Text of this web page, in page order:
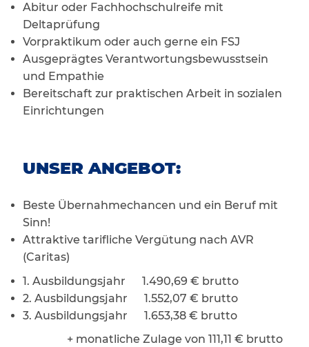
Abitur oder Fachhochschulreife mit
Deltaprüfung
Vorpraktikum oder auch gerne ein FSJ
Ausgeprägtes Verantwortungsbewusstsein
und Empathie
Bereitschaft zur praktischen Arbeit in sozialen
Einrichtungen
UNSER ANGEBOT:
Beste Übernahmechancen und ein Beruf mit
Sinn!
Attraktive tarifliche Vergütung nach AVR
(Caritas)
1. Ausbildungsjahr 1.490,69 € brutto
2. Ausbildungsjahr 1.552,07 € brutto
3. Ausbildungsjahr 1.653,38 € brutto
+ monatliche Zulage von 111,11 € brutto